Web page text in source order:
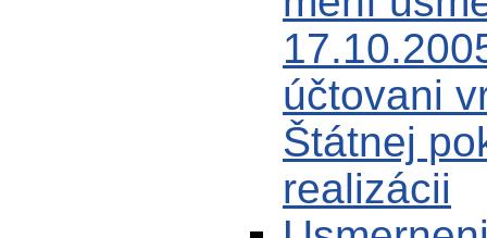
účtovani
Štátnej
realizácii